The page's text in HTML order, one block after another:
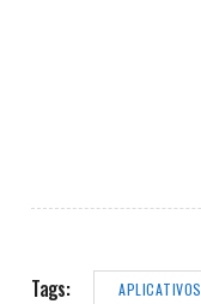
Tags: APLICATIVOS